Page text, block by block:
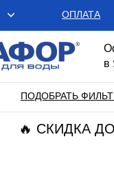
ПОДОБРАТЬ
в
🔥 СКИДКА
ОПЛАТА